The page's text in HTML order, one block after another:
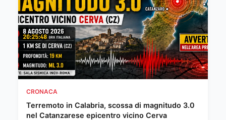
CRONACA
Terremoto in Calabria, scossa di magnitudo 3.0
nel Catanzarese epicentro vicino Cerva